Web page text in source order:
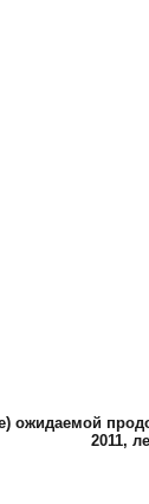
ожидаемой
2011,